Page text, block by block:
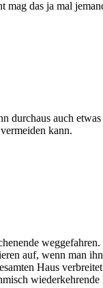
das ja mal
durchaus auch
kann.
auf, wenn man
Haus